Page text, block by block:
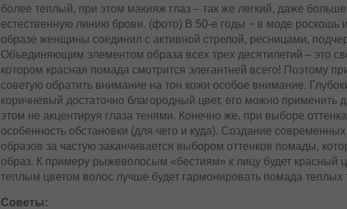
более теплый, при этом макияж глаз – так же легкий, даже
естественную линию брови. (фото) В 50-е годы − в моде роскошь
образе женщины соединил с активной стрелой, ресницами,
Объединяющим элементом образа всех трех десятилетий – это
котором красная помада смотрится элегантней всего! Поэтому
советую обратить внимание на тон кожи особое внимание.
коричневый достаточно благородный цвет, его можно применить
этом не акцентируя глаза тенями. Конечно же, при выборе
особенность обстановки (для чего и куда). Создание
образов за частую заканчивается выбором оттенков помады,
образ. К примеру рыжеволосым «бестиям» к лицу будет красный
теплым цветом волос лучше будет гармонировать помада
Советы: